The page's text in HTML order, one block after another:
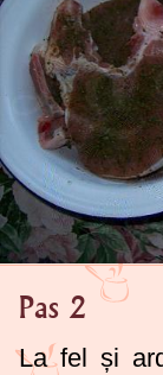
Pas 2
La fel și